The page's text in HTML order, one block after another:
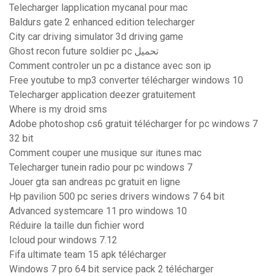
Telecharger lapplication mycanal pour mac
Baldurs gate 2 enhanced edition telecharger
City car driving simulator 3d driving game
Ghost recon future soldier pc تحميل
Comment controler un pc a distance avec son ip
Free youtube to mp3 converter télécharger windows 10
Telecharger application deezer gratuitement
Where is my droid sms
Adobe photoshop cs6 gratuit télécharger for pc windows 7
32 bit
Comment couper une musique sur itunes mac
Telecharger tunein radio pour pc windows 7
Jouer gta san andreas pc gratuit en ligne
Hp pavilion 500 pc series drivers windows 7 64 bit
Advanced systemcare 11 pro windows 10
Réduire la taille dun fichier word
Icloud pour windows 7.12
Fifa ultimate team 15 apk télécharger
Windows 7 pro 64 bit service pack 2 télécharger